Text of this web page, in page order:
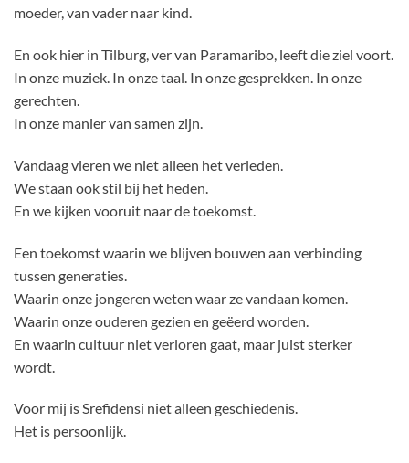
moeder, van vader naar kind.
En ook hier in Tilburg, ver van Paramaribo, leeft die ziel voort.
In onze muziek. In onze taal. In onze gesprekken. In onze
gerechten.
In onze manier van samen zijn.
Vandaag vieren we niet alleen het verleden.
We staan ook stil bij het heden.
En we kijken vooruit naar de toekomst.
Een toekomst waarin we blijven bouwen aan verbinding
tussen generaties.
Waarin onze jongeren weten waar ze vandaan komen.
Waarin onze ouderen gezien en geëerd worden.
En waarin cultuur niet verloren gaat, maar juist sterker
wordt.
Voor mij is Srefidensi niet alleen geschiedenis.
Het is persoonlijk.